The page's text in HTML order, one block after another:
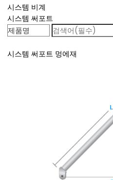
시스템 비계
시스템 써포트
시스템 써포트 멍에재